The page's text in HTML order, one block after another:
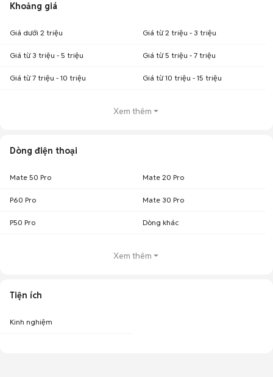
Khoảng giá
Giá dưới 2 triệu Giá từ 2 triệu - 3 triệu
Giá từ 3 triệu - 5 triệu Giá từ 5 triệu - 7 triệu
Giá từ 7 triệu - 10 triệu Giá từ 10 triệu - 15 triệu
Xem thêm
Dòng điện thoại
Mate 50 Pro Mate 20 Pro
P60 Pro Mate 30 Pro
P50 Pro Dòng khác
Xem thêm
Tiện ích
Kinh nghiệm